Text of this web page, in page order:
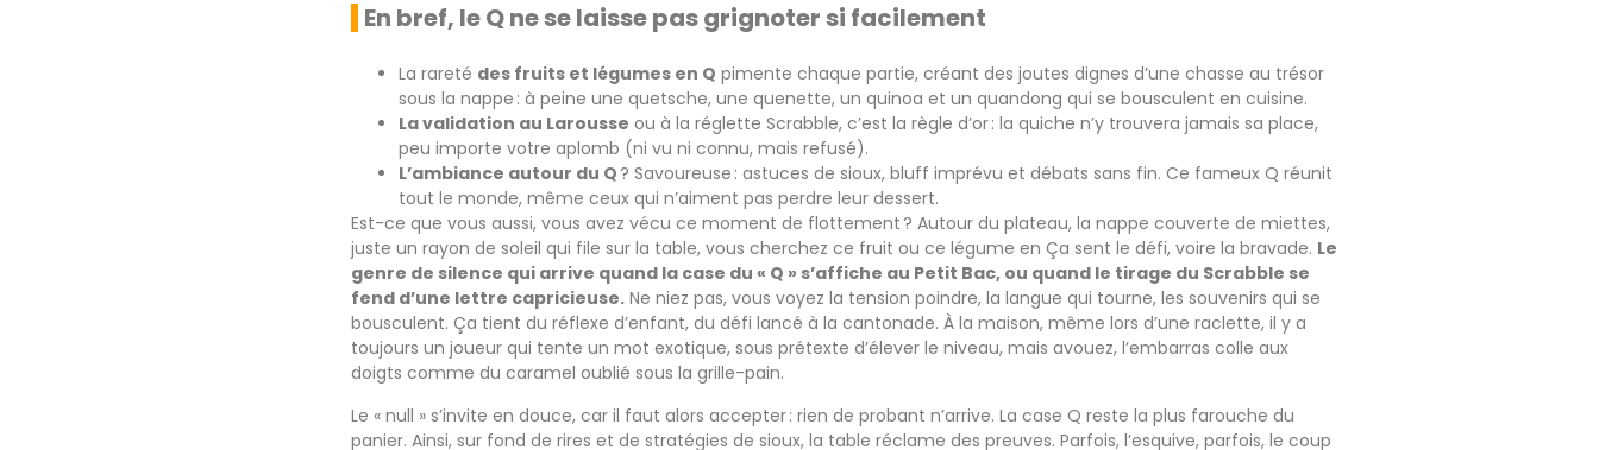
En bref, le Q ne se laisse pas grignoter si facilement
La rareté des fruits et légumes en Q pimente chaque partie, créant des joutes dignes d’une chasse au trésor
sous la nappe : à peine une quetsche, une quenette, un quinoa et un quandong qui se bousculent en cuisine.
La validation au Larousse ou à la réglette Scrabble, c’est la règle d’or : la quiche n’y trouvera jamais sa place,
peu importe votre aplomb (ni vu ni connu, mais refusé).
L’ambiance autour du Q ? Savoureuse : astuces de sioux, bluff imprévu et débats sans fin. Ce fameux Q réunit
tout le monde, même ceux qui n’aiment pas perdre leur dessert.
Est-ce que vous aussi, vous avez vécu ce moment de flottement ? Autour du plateau, la nappe couverte de miettes,
juste un rayon de soleil qui file sur la table, vous cherchez ce fruit ou ce légume en Ça sent le défi, voire la bravade. Le
genre de silence qui arrive quand la case du « Q » s’affiche au Petit Bac, ou quand le tirage du Scrabble se
fend d’une lettre capricieuse. Ne niez pas, vous voyez la tension poindre, la langue qui tourne, les souvenirs qui se
bousculent. Ça tient du réflexe d’enfant, du défi lancé à la cantonade. À la maison, même lors d’une raclette, il y a
toujours un joueur qui tente un mot exotique, sous prétexte d’élever le niveau, mais avouez, l’embarras colle aux
doigts comme du caramel oublié sous la grille-pain.
Le « null » s’invite en douce, car il faut alors accepter : rien de probant n’arrive. La case Q reste la plus farouche du
panier. Ainsi, sur fond de rires et de stratégies de sioux, la table réclame des preuves. Parfois, l’esquive, parfois, le coup